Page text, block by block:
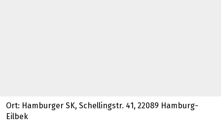
Ort: Hamburger SK, Schellingstr. 41, 22089 Hamburg-
Eilbek